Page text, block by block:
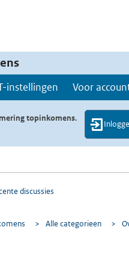
instellingen Voor
topinkomens.
discussies
> Alle categorieen >